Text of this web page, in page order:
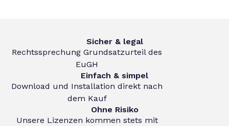
Sicher & legal
Rechtssprechung Grundsatzurteil des
EuGH
Einfach & simpel
Download und Installation direkt nach
dem Kauf
Ohne Risiko
Unsere Lizenzen kommen stets mit